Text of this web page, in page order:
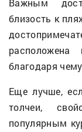
Важным
близость к
благодаря
Еще лучше,
толчеи,
популярным